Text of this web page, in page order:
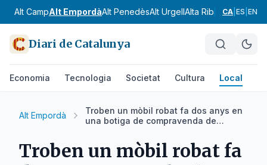
Alt CampAlt EmpordàAlt PenedèsAlt UrgellAlta RibagorçaAnoia
CA ES EN
Diari de Catalunya
Economia Tecnologia Societat Cultura Local
Alt Empordà
Troben un mòbil robat fa dos anys en
una botiga de compravenda de
Troben un mòbil robat fa